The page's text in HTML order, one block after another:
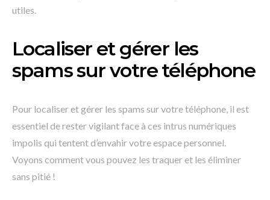
utiles.
Localiser et gérer les
spams sur votre téléphone
Pour localiser et gérer les spams sur votre téléphone, il est
essentiel de rester vigilant face à ces intrus numériques
impolis qui tentent d’envahir votre espace personnel.
Voyons comment vous pouvez les traquer et les éliminer
sans pitié !